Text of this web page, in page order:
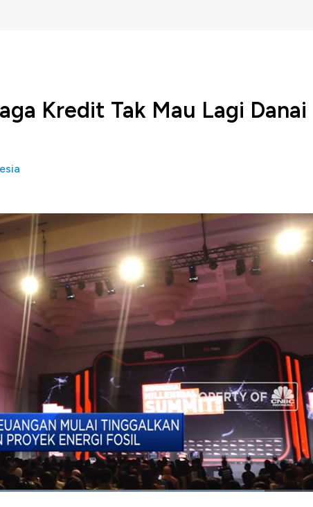
Kredit Tak Mau Lagi Danai
Pelaksana Bank Dunia Mari Elka Pangestu mengingatkan
dan lembaga kredit kini tidak mau mendanai proyek energi
terjadi transformasi energi fosil ke energi terbarukan.
semakin mendukung sustainable development goals baik dari
miskin maupun tujuan pembangunan berkelanjutan lainnya.
Bell CNBC Indonesia (Jumat, 17/01/2020) berikut ini.
#mari elka pangestu #perbankan #energi fosil